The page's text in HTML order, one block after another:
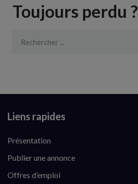
Toujours perdu ?
Liens rapides
Présentation
Publier une annonce
Offres d’emploi